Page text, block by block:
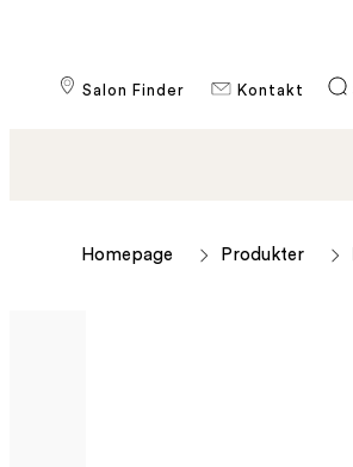
Salon Finder Kontakt
Homepage Produkter